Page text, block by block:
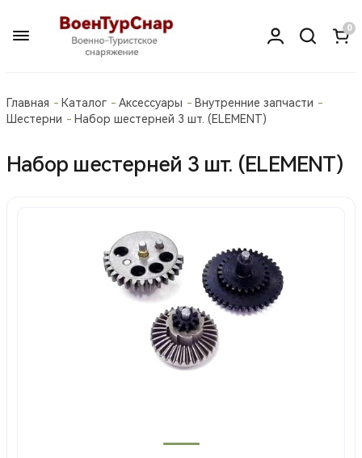
0
Главная Каталог Аксессуары
Внутренние запчасти
Шестерни
Набор шестерней 3 шт. (ELEMENT)
Набор шестерней 3 шт. (ELEMENT)